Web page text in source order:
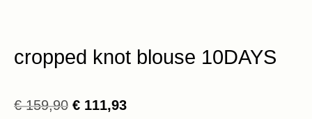
cropped knot blouse 10DAYS
€159,90 Oorspronkelijke
€ 111,93Huidige